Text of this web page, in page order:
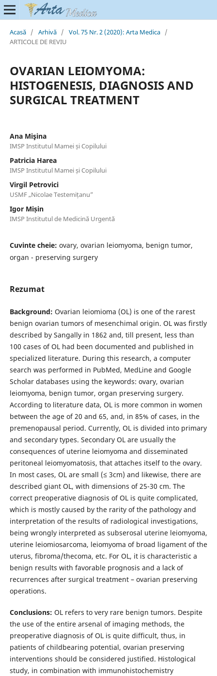
Acasă / Arhivă / Vol. 75 Nr. 2 (2020): Arta Medica /
ARTICOLE DE REVIU
OVARIAN LEIOMYOMA:
HISTOGENESIS, DIAGNOSIS AND
SURGICAL TREATMENT
Ana Mişina
IMSP Institutul Mamei și Copilului
Patricia Harea
IMSP Institutul Mamei și Copilului
Virgil Petrovici
USMF „Nicolae Testemițanu”
Igor Mișin
IMSP Institutul de Medicină Urgentă
Cuvinte cheie: ovary, ovarian leiomyoma, benign tumor,
organ - preserving surgery
Rezumat
Background: Ovarian leiomioma (OL) is one of the rarest
benign ovarian tumors of mesenchimal origin. OL was firstly
described by Sangally in 1862 and, till present, less than
100 cases of OL had been documented and published in
specialized literature. During this research, a computer
search was performed in PubMed, MedLine and Google
Scholar databases using the keywords: ovary, ovarian
leiomyoma, benign tumor, organ preserving surgery.
According to literature data, OL is more common in women
between the age of 20 and 65, and, in 85% of cases, in the
premenopausal period. Currently, OL is divided into primary
and secondary types. Secondary OL are usually the
consequences of uterine leiomyoma and disseminated
peritoneal leiomyomatosis, that attaches itself to the ovary.
In most cases, OL are small (≤ 3cm) and likewise, there are
described giant OL, with dimensions of 25-30 cm. The
correct preoperative diagnosis of OL is quite complicated,
which is mostly caused by the rarity of the pathology and
interpretation of the results of radiological investigations,
being wrongly interpreted as subserosal uterine leiomyoma,
uterine leiomiosarcoma, leiomyoma of broad ligament of the
uterus, fibroma/thecoma, etc. For OL, it is characteristic a
benign results with favorable prognosis and a lack of
recurrences after surgical treatment – ovarian preserving
operations.
Conclusions: OL refers to very rare benign tumors. Despite
the use of the entire arsenal of imaging methods, the
preoperative diagnosis of OL is quite difficult, thus, in
patients of childbearing potential, ovarian preserving
interventions should be considered justified. Histological
study, in combination with immunohistochemistry